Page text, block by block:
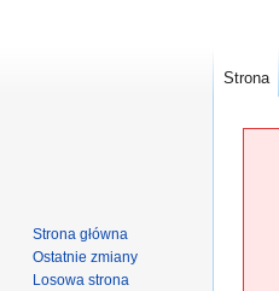
Strona
Strona główna
Ostatnie zmiany
Losowa strona